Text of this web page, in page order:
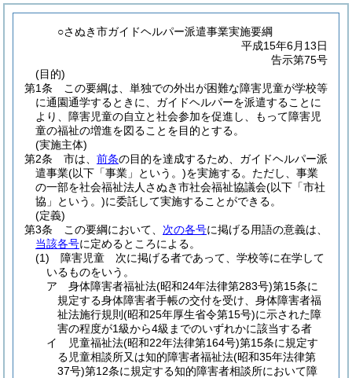
○さぬき市ガイドヘルパー派遣事業実施要綱
平成15年6月13日
告示第75号
(目的)
第1条
この要綱は、単独での外出が困難な障害児童が学校等
に通園通学するときに、ガイドヘルパーを派遣することに
より、障害児童の自立と社会参加を促進し、もって障害児
童の福祉の増進を図ることを目的とする。
(実施主体)
第2条
市は、 前条の目的を達成するため、ガイドヘルパー派
遣事業(以下「事業」という。)を実施する。 ただし、事業
の一部を社会福祉法人さぬき市社会福祉協議会(以下「市社
協」という。)に委託して実施することができる。
(定義)
第3条
この要綱において、 次の各号に掲げる用語の意義は、
当該各号に定めるところによる。
(1)
障害児童 次に掲げる者であって、学校等に在学して
いるものをいう。
ア
身体障害者福祉法(昭和24年法律第283号)第15条に
規定する身体障害者手帳の交付を受け、身体障害者福
祉法施行規則 (昭和25年厚生省令第15号)に示された障
害の程度が1級から4級までのいずれかに該当する者
イ
児童福祉法(昭和22年法律第164号)第15条に規定す
る児童相談所又は知的障害者福祉法(昭和35年法律第
37号)第12条に規定する知的障害者相談所において障